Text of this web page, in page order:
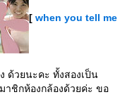
[ when you tell me
วยนะคะ ทั้งสองเป็น
ชิกห้องกล้องด้วยค่ะ ขอ